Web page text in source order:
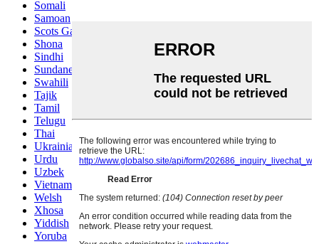
Somali
Samoan
Scots Gaelic
Shona
Sindhi
Sundanese
Swahili
Tajik
Tamil
Telugu
Thai
Ukrainian
Urdu
Uzbek
Vietnamese
Welsh
Xhosa
Yiddish
Yoruba